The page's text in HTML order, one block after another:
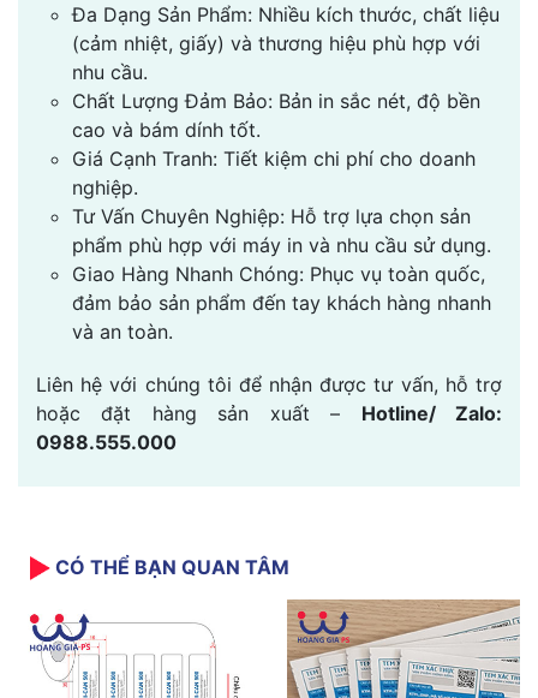
Đa Dạng Sản Phẩm: Nhiều kích thước, chất liệu
(cảm nhiệt, giấy) và thương hiệu phù hợp với
nhu cầu.
Chất Lượng Đảm Bảo: Bản in sắc nét, độ bền
cao và bám dính tốt.
Giá Cạnh Tranh: Tiết kiệm chi phí cho doanh
nghiệp.
Tư Vấn Chuyên Nghiệp: Hỗ trợ lựa chọn sản
phẩm phù hợp với máy in và nhu cầu sử dụng.
Giao Hàng Nhanh Chóng: Phục vụ toàn quốc,
đảm bảo sản phẩm đến tay khách hàng nhanh
và an toàn.
Liên hệ với chúng tôi để nhận được tư vấn, hỗ trợ
hoặc đặt hàng sản xuất – Hotline/ Zalo:
0988.555.000
CÓ THỂ BẠN QUAN TÂM